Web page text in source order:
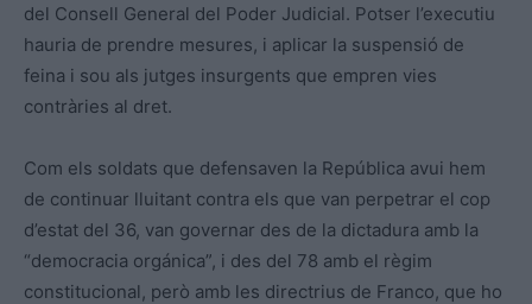
del Consell General del Poder Judicial. Potser l’executiu
hauria de prendre mesures, i aplicar la suspensió de
feina i sou als jutges insurgents que empren vies
contràries al dret.
Com els soldats que defensaven la República avui hem
de continuar lluitant contra els que van perpetrar el cop
d’estat del 36, van governar des de la dictadura amb la
“democracia orgánica”, i des del 78 amb el règim
constitucional, però amb les directrius de Franco, que ho